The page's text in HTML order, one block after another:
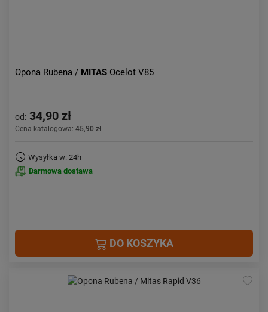
Opona Rubena / MITAS Ocelot V85
od: 34,90 zł
Cena katalogowa: 45,90 zł
Wysyłka w: 24h
Darmowa dostawa
DO KOSZYKA